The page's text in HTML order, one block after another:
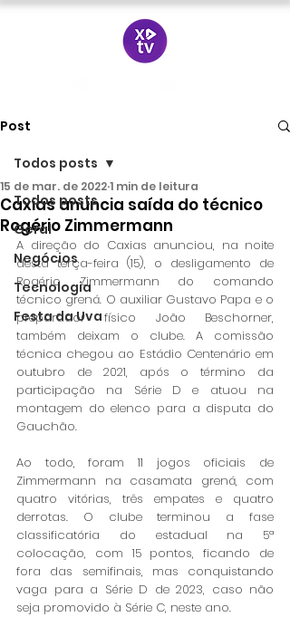
Post
Todos posts
Geral
Negócios
Tecnologia
Festa da Uva
Todos posts
Caxias anuncia saída do técnico
Rogério Zimmermann
15 de mar. de 20221 min de leitura
A direção do Caxias anunciou, na noite
desta terça-feira (15), o desligamento de
Rogério Zimmermann do comando
técnico grená. O auxiliar Gustavo Papa e o
preparador físico João Beschorner,
também deixam o clube. A comissão
técnica chegou ao Estádio Centenário em
outubro de 2021, após o término da
participação na Série D e atuou na
montagem do elenco para a disputa do
Gauchão.
Ao todo, foram 11 jogos oficiais de
Zimmermann na casamata grená, com
quatro vitórias, três empates e quatro
derrotas. O clube terminou a fase
classificatória do estadual na 5ª
colocação, com 15 pontos, ficando de
fora das semifinais, mas conquistando
vaga para a Série D de 2023, caso não
seja promovido à Série C, neste ano.